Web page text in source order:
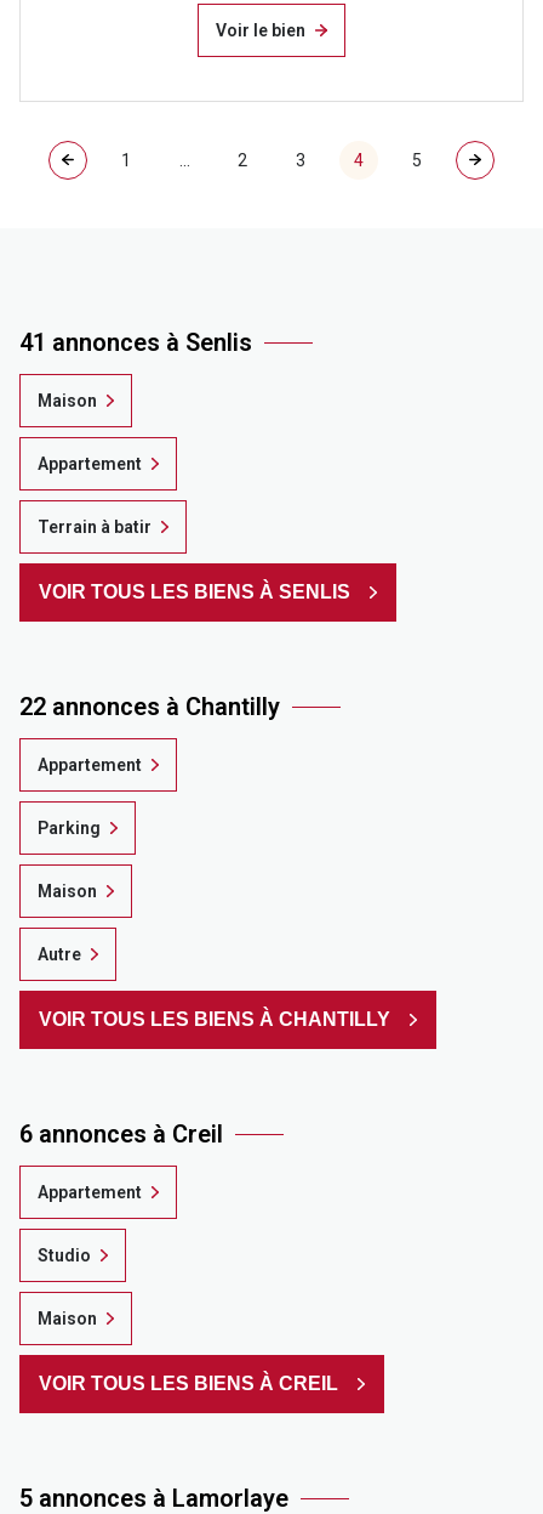
Voir le bien
1 2 3 4 5
41 annonces à Senlis
Maison
Appartement
Terrain à batir
VOIR TOUS LES BIENS À SENLIS
22 annonces à Chantilly
Appartement
Parking
Maison
Autre
VOIR TOUS LES BIENS À CHANTILLY
6 annonces à Creil
Appartement
Studio
Maison
VOIR TOUS LES BIENS À CREIL
5 annonces à Lamorlaye